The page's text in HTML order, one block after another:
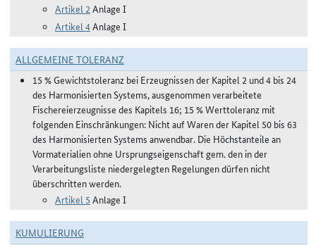
Artikel 2 Anlage I
Artikel 4Anlage I
ALLGEMEINE TOLERANZ
15 % Gewichtstoleranz bei Erzeugnissen der Kapitel 2 und 4 bis 24
des Harmonisierten Systems, ausgenommen verarbeitete
Fischereierzeugnisse des Kapitels 16; 15 % Werttoleranz mit
folgenden Einschränkungen: Nicht auf Waren der Kapitel 50 bis 63
des Harmonisierten Systems anwendbar. Die Höchstanteile an
Vormaterialien ohne Ursprungseigenschaft gem. den in der
Verarbeitungsliste niedergelegten Regelungen dürfen nicht
überschritten werden.
Artikel 5 Anlage I
KUMULIERUNG